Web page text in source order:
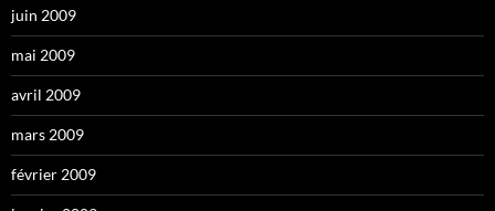
juin 2009
mai 2009
avril 2009
mars 2009
février 2009